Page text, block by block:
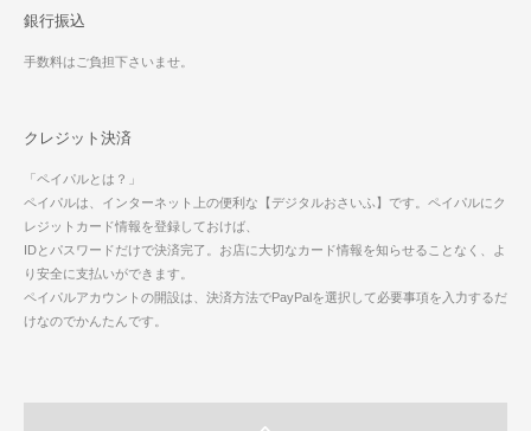
銀行振込
手数料はご負担下さいませ。
クレジット決済
「ペイパルとは？」
ペイパルは、インターネット上の便利な【デジタルおさいふ】です。ペイパルにク
レジットカード情報を登録しておけば、
IDとパスワードだけで決済完了。お店に大切なカード情報を知らせることなく、よ
り安全に支払いができます。
ペイパルアカウントの開設は、決済方法でPayPalを選択して必要事項を入力するだ
けなのでかんたんです。